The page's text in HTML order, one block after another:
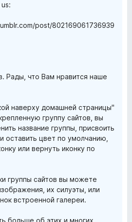
post/802169061736939
Рады, что Вам нравится наше
наверху домашней страницы"
группу сайтов, вы
название группы, присвоить
оставить цвет по умолчанию,
или вернуть иконку по
группы сайтов вы можете
их силуэты, или
встроенной галереи.
больше об этих и многих